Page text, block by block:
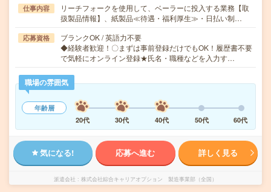
仕事内容
リーチフォークを使用して、ベーラーに投入する業務【取
扱製品情報】、紙製品≪待遇・福利厚生≫・日払い制…
応募資格
ブランクOK / 英語力不要
◆経験者歓迎！〇まずは事前登録だけでもOK！履歴書不要
で気軽にオンライン登録★氏名・職種などを入力す…
職場の雰囲気
年齢層
20代
30代 40代 50代 60代
気になる! 応募へ進む 詳しく見る
派遣会社 株式会社綜合キャリアオプション 製造事業部（全国）